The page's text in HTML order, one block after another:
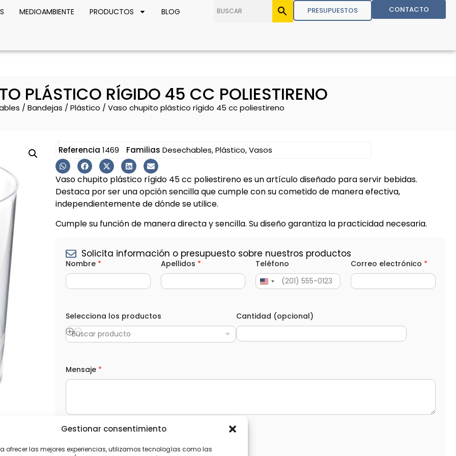
Gestionar consentimiento
ofrecer las mejores experiencias, utilizamos tecnologías como las
MEDIOAMBIENTE PRODUCTOS BLOG PRESUPUESTOS CONTACTO
PLÁSTICO RÍGIDO 45 CC POLIESTIRENO
/ Bandejas / Plástico / Vaso chupito plástico rígido 45 cc poliestireno
Referencia 1469 Familias Desechables,Plástico,Vasos
Vaso chupito plástico rígido 45 cc poliestireno es un artículo diseñado para servir bebidas.
Destaca por ser una opción sencilla que cumple con su cometido de manera efectiva,
independientemente de dónde se utilice.
Cumple su función de manera directa y sencilla. Su diseño garantiza la practicidad necesaria.
Solicita información o presupuesto sobre nuestros productos
Nombre * Apellidos * Teléfono Correo electrónico *
Selecciona los productos
Buscar producto
Cantidad (opcional)
T
e
o
o
Mensaje *
L
P
He leído y acepto laPolítica de privacidad